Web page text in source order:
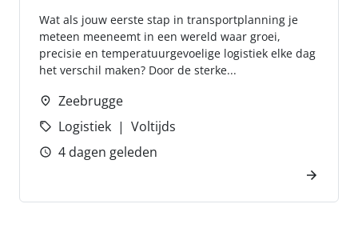
Wat als jouw eerste stap in transportplanning je
meteen meeneemt in een wereld waar groei,
precisie en temperatuurgevoelige logistiek elke dag
het verschil maken? Door de sterke...
Zeebrugge
Logistiek
Voltijds
4 dagen geleden